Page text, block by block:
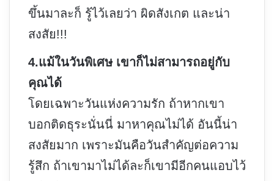
ขึ้นมาละก็ รู้ไว้เลยว่า ผิดสังเกต และน่า
สงสัย!!!
4.แม้ในวันพิเศษ เขาก็ไม่สามารถอยู่กับ
คุณได้
โดยเฉพาะวันแห่งความรัก ถ้าหากเขา
บอกติดธุระนั่นนี่ มาหาคุณไม่ได้ อันนี้น่า
สงสัยมาก เพราะมันคือวันสำคัญต่อความ
รู้สึก ถ้าเขามาไม่ได้ละก็เขามีอีกคนแอบไว้